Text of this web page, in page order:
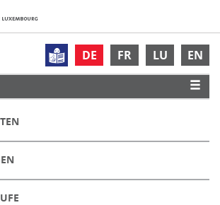
DE FR LU EN